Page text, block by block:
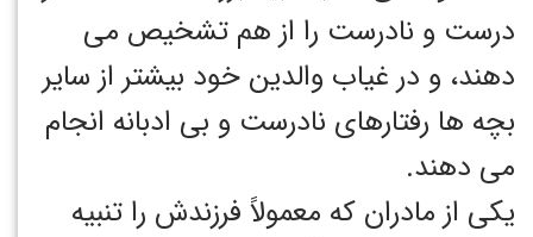
درست و نادرست را از هم تشخیص می
دهند، و در غیاب والدین خود بیشتر از سایر
بچه ها رفتارهای نادرست و بی ادبانه انجام
می دهند.
یکی از مادران که معمولاً فرزندش را تنبیه